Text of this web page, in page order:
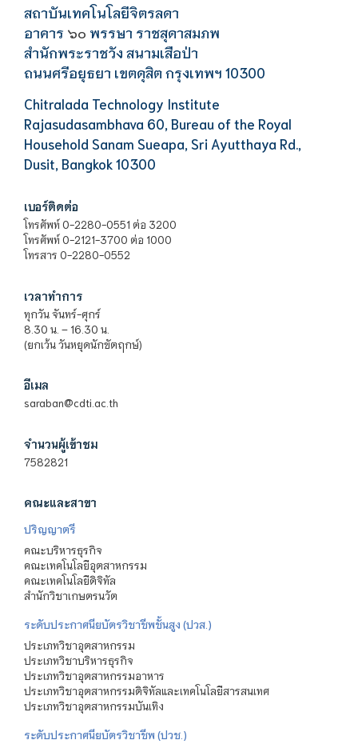
สถาบันเทคโนโลยีจิตรลดา
อาคาร ๖๐ พรรษา ราชสุดาสมภพ
สำนักพระราชวัง สนามเสือป่า
ถนนศรีอยุธยา เขตดุสิต กรุงเทพฯ 10300
Chitralada Technology Institute
Rajasudasambhava 60, Bureau of the Royal
Household Sanam Sueapa, Sri Ayutthaya Rd.,
Dusit, Bangkok 10300
เบอร์ติดต่อ
โทรศัพท์ 0-2280-0551 ต่อ 3200
โทรศัพท์ 0-2121-3700 ต่อ 1000
โทรสาร 0-2280-0552
เวลาทำการ
ทุกวัน จันทร์-ศุกร์
8.30 น. – 16.30 น.
(ยกเว้น วันหยุดนักขัตฤกษ์)
อีเมล
saraban@cdti.ac.th
จำนวนผู้เข้าชม
7582821
คณะและสาขา
ปริญญาตรี
คณะบริหารธุรกิจ
คณะเทคโนโลยีอุตสาหกรรม
คณะเทคโนโลยีดิจิทัล
สำนักวิชาเกษตรนวัต
ระดับประกาศนียบัตรวิชาชีพชั้นสูง (ปวส.)
ประเภทวิชาอุตสาหกรรม
ประเภทวิชาบริหารธุรกิจ
ประเภทวิชาอุตสาหกรรมอาหาร
ประเภทวิชาอุตสาหกรรมดิจิทัลและเทคโนโลยีสารสนเทศ
ประเภทวิชาอุตสาหกรรมบันเทิง
ระดับประกาศนียบัตรวิชาชีพ (ปวช.)